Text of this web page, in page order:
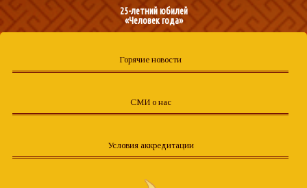
25-летний юбилей
«Человек года»
Горячие новости
СМИ о нас
Условия аккредитации